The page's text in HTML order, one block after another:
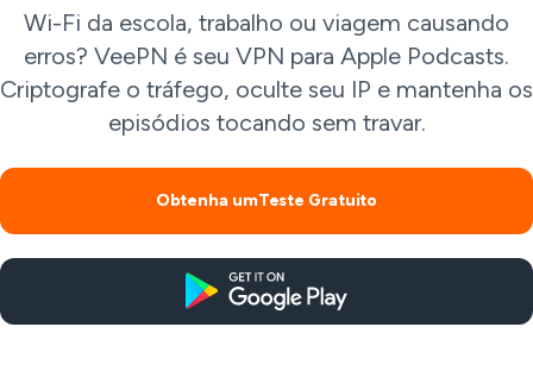
Wi-Fi da escola, trabalho ou viagem causando
erros? VeePN é seu VPN para Apple Podcasts.
Criptografe o tráfego, oculte seu IP e mantenha os
episódios tocando sem travar.
Obtenha umTeste Gratuito